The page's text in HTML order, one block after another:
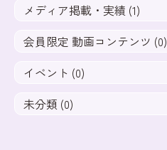
メディア掲載・実績 (1)
会員限定 動画コンテンツ (0)
イベント (0)
未分類 (0)